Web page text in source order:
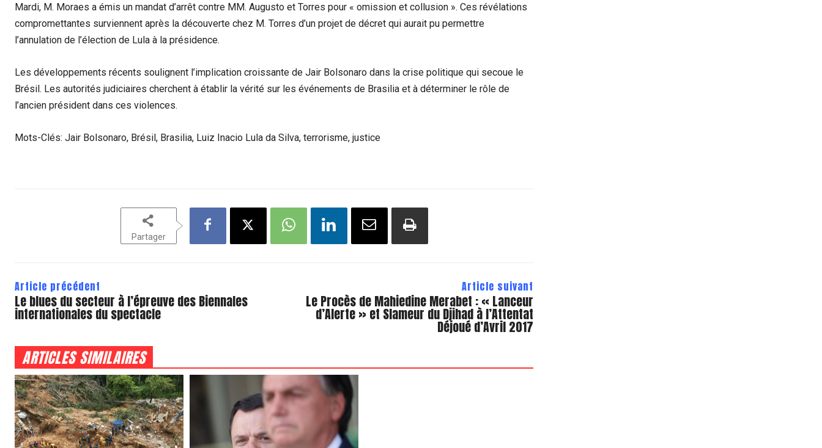
Mardi, M. Moraes a émis un mandat d’arrêt contre MM. Augusto et Torres pour « omission et collusion ». Ces révélations
compromettantes surviennent après la découverte chez M. Torres d’un projet de décret qui aurait pu permettre
l’annulation de l’élection de Lula à la présidence.
Les développements récents soulignent l’implication croissante de Jair Bolsonaro dans la crise politique qui secoue le
Brésil. Les autorités judiciaires cherchent à établir la vérité sur les événements de Brasilia et à déterminer le rôle de
l’ancien président dans ces violences.
Mots-Clés: Jair Bolsonaro, Brésil, Brasilia, Luiz Inacio Lula da Silva, terrorisme, justice
Partager
Article précédent
Le blues du secteur à l’épreuve des Biennales
internationales du spectacle
Article suivant
Le Procès de Mahiedine Merabet : « Lanceur
d’Alerte » et Slameur du Djihad à l’Attentat
Déjoué d’Avril 2017
ARTICLES SIMILAIRES